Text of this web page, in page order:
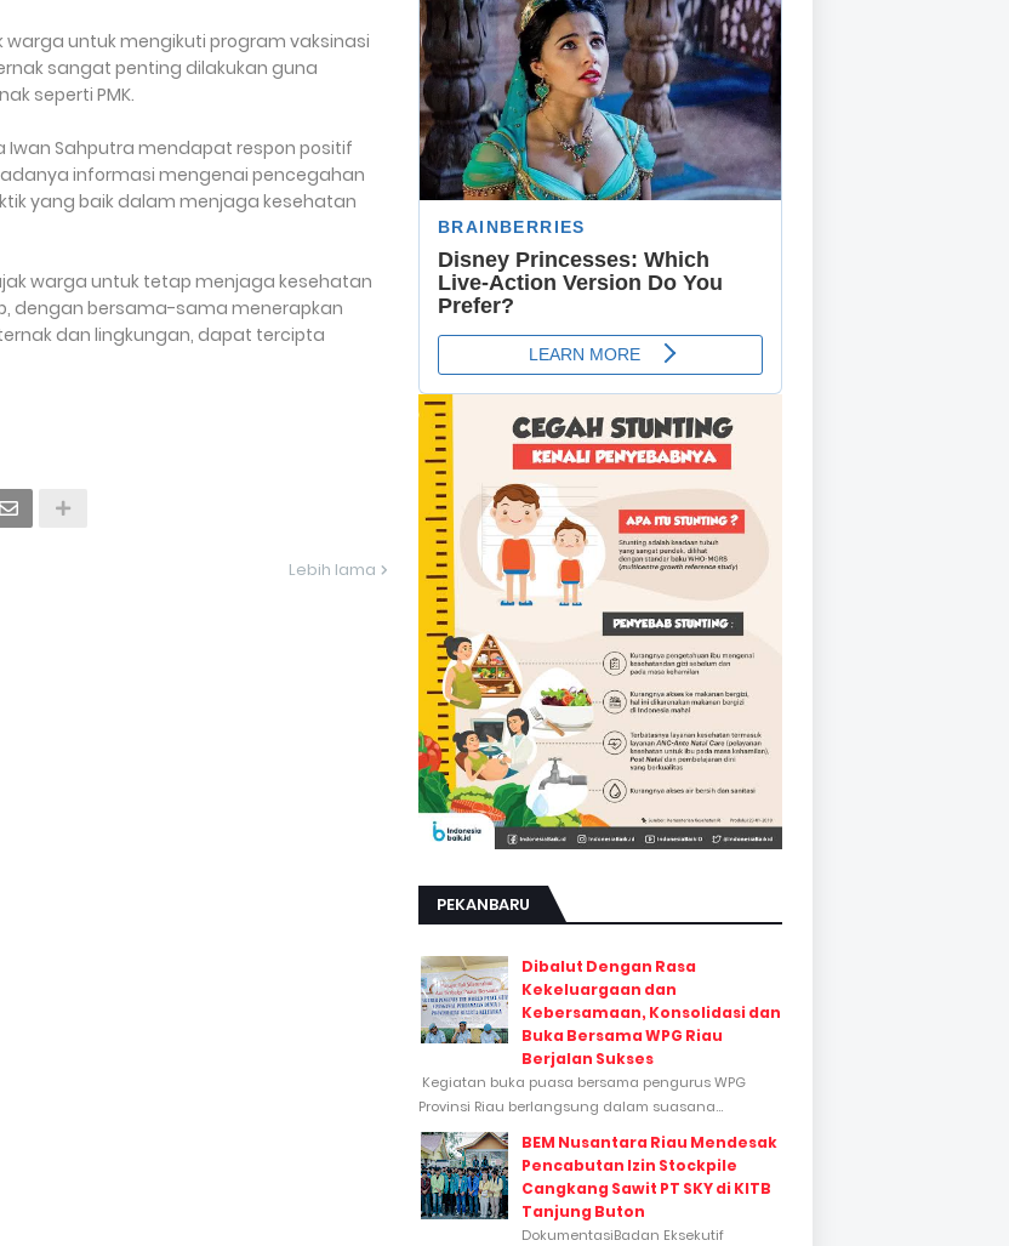
warga untuk mengikuti program vaksinasi
sangat penting dilakukan guna
seperti PMK.
Iwan Sahputra mendapat respon positif
informasi mengenai pencegahan
yang baik dalam menjaga kesehatan
warga untuk tetap menjaga kesehatan
dengan bersama-sama menerapkan
dan lingkungan, dapat tercipta
Lebih lama
PEKANBARU
Dibalut Dengan Rasa
Kekeluargaan dan
Kebersamaan, Konsolidasi dan
Buka Bersama WPG Riau
Berjalan Sukses
Kegiatan buka puasa bersama pengurus WPG
Provinsi Riau berlangsung dalam suasana...
BEM Nusantara Riau Mendesak
Pencabutan Izin Stockpile
Cangkang Sawit PT SKY di KITB
Tanjung Buton
DokumentasiBadan Eksekutif